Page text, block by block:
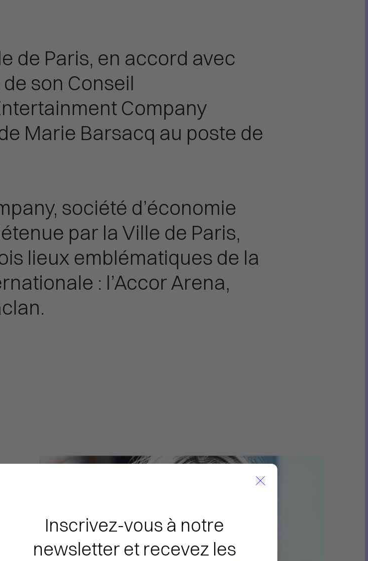
Inscrivez-vous à notre
newsletter et recevez les
FR
de Paris, en accord avec
son Conseil
Company
Marie Barsacq au poste de
société d’économie
par la Ville de Paris,
lieux emblématiques de la
: l’Accor Arena,